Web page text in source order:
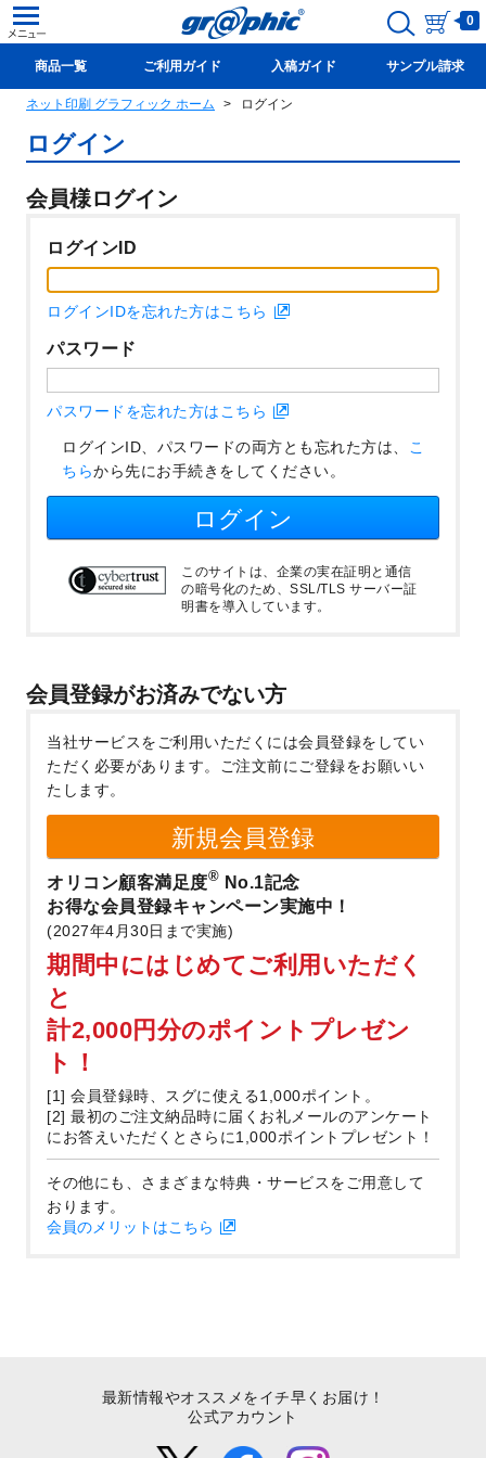
0
商品一覧 ご利用ガイド 入稿ガイド サンプル請求
新規会員登録(無料)
ネット印刷 グラフィック ホーム ログイン
ログイン
会員様ログイン
ログインID
ログインIDを忘れた方はこちら
パスワード
パスワードを忘れた方はこちら
ログインID、パスワードの両方とも忘れた方は、 こ
ちらから先にお手続きをしてください。
ログイン
このサイトは、企業の実在証明と通信
の暗号化のため、SSL/TLS サーバー証
明書を導入しています。
会員登録がお済みでない方
当社サービスをご利用いただくには会員登録をしてい
ただく必要があります。
ご注文前にご登録をお願いい
たします。
新規会員登録
オリコン顧客満足度® No.1記念
お得な会員登録キャンペーン実施中！
(2027年4月30日まで実施)
期間中にはじめてご利用いただく
と
計2,000円分のポイントプレゼン
ト！
[1] 会員登録時、スグに使える1,000ポイント。
[2] 最初のご注文納品時に届くお礼メールのアンケート
にお答えいただくとさらに1,000ポイントプレゼント！
その他にも、さまざまな特典・サービスをご用意して
おります。
会員のメリットはこちら
最新情報やオススメをイチ早くお届け！
公式アカウント